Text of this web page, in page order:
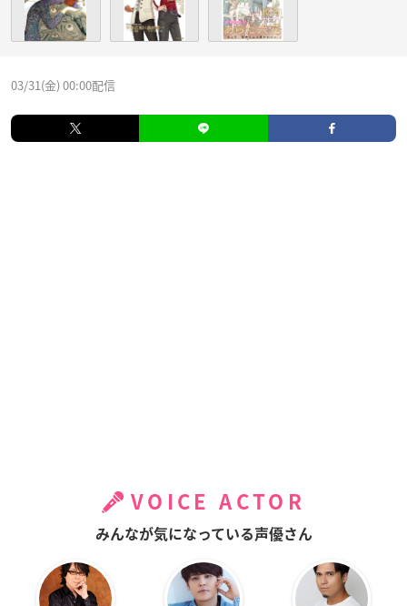
03/31(金) 00:00配信
VOICE ACTOR
みんなが気になっている声優さん